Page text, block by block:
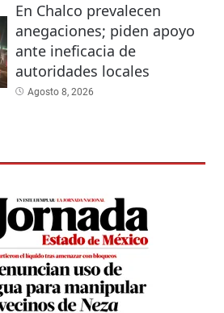
En Chalco prevalecen
anegaciones; piden apoyo
ante ineficacia de
autoridades locales
Agosto 8, 2026